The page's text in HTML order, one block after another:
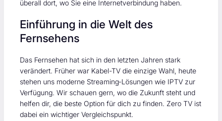
überall dort, wo Sie eine Internetverbindung haben.
Einführung in die Welt des
Fernsehens
Das Fernsehen hat sich in den letzten Jahren stark
verändert. Früher war Kabel-TV die einzige Wahl, heute
stehen uns moderne Streaming‑Lösungen wie IPTV zur
Verfügung. Wir schauen gern, wo die Zukunft steht und
helfen dir, die beste Option für dich zu finden. Zero TV ist
dabei ein wichtiger Vergleichspunkt.